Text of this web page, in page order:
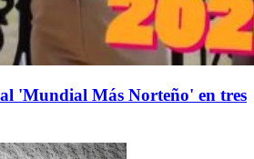
'Mundial Más Norteño' en tres